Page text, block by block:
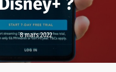
8 mars 2022